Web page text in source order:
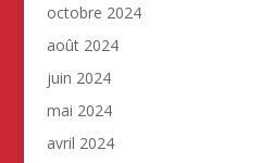
octobre 2024
août 2024
juin 2024
mai 2024
avril 2024